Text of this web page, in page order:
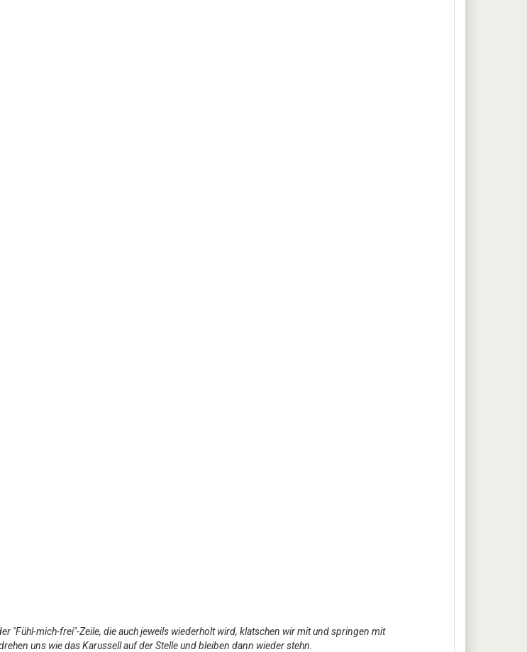
"Fühl-mich-frei"-Zeile, die auch jeweils wiederholt wird, klatschen wir mit und springen mit
uns wie das Karussell auf der Stelle und bleiben dann wieder stehn.